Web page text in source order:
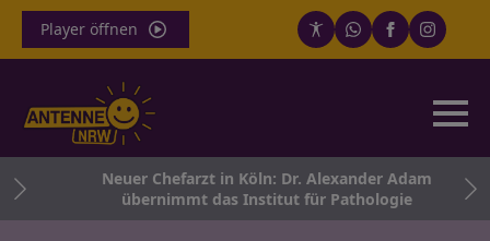
Player öffnen
Neuer Chefarzt in Köln: Dr. Alexander Adam
übernimmt das Institut für Pathologie